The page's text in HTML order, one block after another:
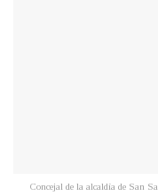
Concejal de la alcaldía de San